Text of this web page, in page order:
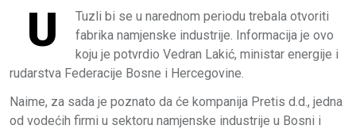
U
Tuzli bi se u narednom periodu trebala otvoriti
fabrika namjenske industrije. Informacija je ovo
koju je potvrdio Vedran Lakić, ministar energije i
rudarstva Federacije Bosne i Hercegovine.
Naime, za sada je poznato da će kompanija Pretis d.d., jedna
od vodećih firmi u sektoru namjenske industrije u Bosni i